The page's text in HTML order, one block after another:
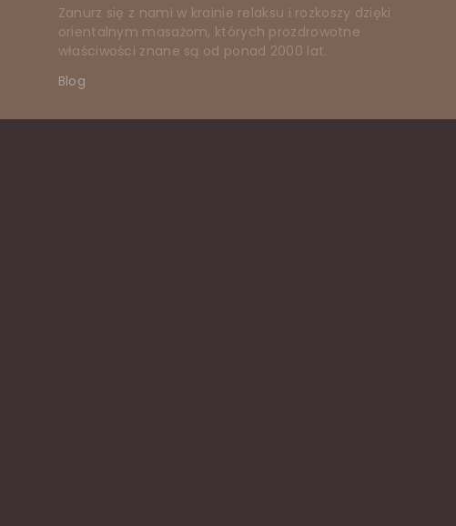
Zanurz się z nami w krainie relaksu i rozkoszy dzięki
orientalnym masażom, których prozdrowotne
właściwości znane są od ponad 2000 lat.
Blog